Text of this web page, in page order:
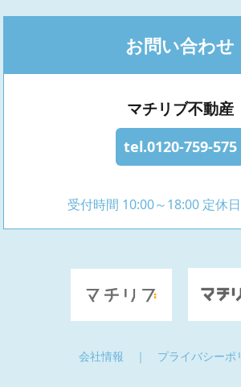
お問い合わせ
マチリブ不動産
tel.0120-759-575
受付時間 10:00～18:00 定休
会社情報 ｜ プライバシーポ